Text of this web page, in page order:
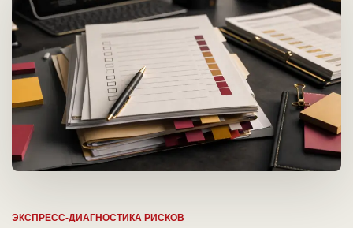
ЭКСПРЕСС-ДИАГНОСТИКА РИСКОВ